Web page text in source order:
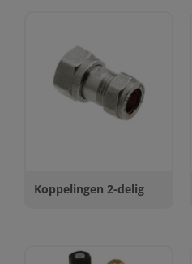
Koppelingen 2-delig